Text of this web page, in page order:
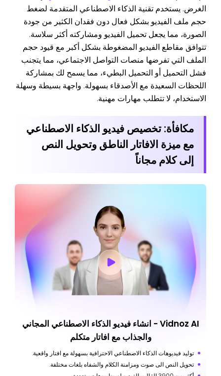
الغرض. يستخدم تقنية الذكاء الاصطناعي المتقدمة لضغط
حجم ملف الفيديو بشكل فعال دون فقدان الكثير من جودة
الصورة، مما يجعل تحميل الفيديو ومشاركته أكثر سلاسة.
تتوافق مقاطع الفيديو المضغوطة بشكل أكبر مع قيود حجم
الملف التي تفرضها منصات التواصل الاجتماعي، مما يتجنب
فشل التحميل أو التحميل البطيء، مما يسمح لك بمشاركة
اللحظات السعيدة مع الأصدقاء بسهولة. واجهة بسيطة وسهلة
الاستخدام، لا تتطلب مهارات مهنية.
مكافأة: تخصيص فيديو الذكاء الاصطناعي
مع ميزة الافاتار الناطق وتحويل النص
إلى كلام مجاناً
Vidnoz AI - انشاء فيديو الذكاء الاصطناعي المجاني
والجذاب مع افاتار متكلم
توليد فيديوهات الذكاء الاصطناعي الاحترافية بسهولة مع افتار واقعية.
تحويل النص الى صوت ومزامنة الكلام والشفاه بلغات مختلفة.